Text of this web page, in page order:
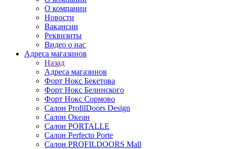
О компании
Новости
Вакансии
Реквизиты
Видео о нас
Адреса магазинов
Назад
Адреса магазинов
Форт Нокс Бекетова
Форт Нокс Белинского
Форт Нокс Сормово
Салон ProfilDoors Design
Салон Океан
Салон PORTALLE
Салон Perfecto Portе
Салон PROFILDOORS Mall